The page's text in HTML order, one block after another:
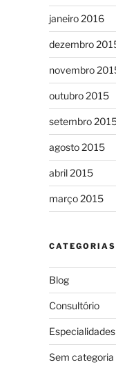
janeiro 2016
dezembro
novembro
outubro 2015
setembro
agosto 2015
abril 2015
março 2015
CATEGORIAS
Blog
Consultório
Especialidades
Sem categoria